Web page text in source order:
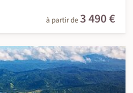
à partir de 3 490 €